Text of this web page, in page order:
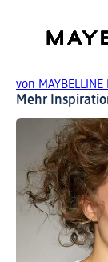
von MAYBELLINE
Mehr